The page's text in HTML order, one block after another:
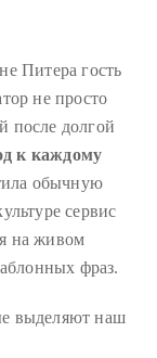
Питера гость
не просто
после долгой
к каждому
обычную
сервис
на живом
фраз.
выделяют наш